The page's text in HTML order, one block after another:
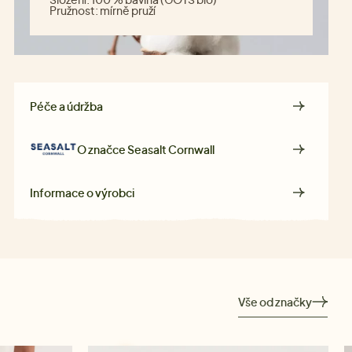
Pružnost: mírně pruží
Péče a údržba
O značceSeasalt Cornwall
Informace o výrobci
Vše od značky